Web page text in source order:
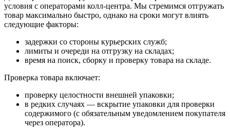
условия с операторами колл‑центра. Мы стремимся отгружать
товар максимально быстро, однако на сроки могут влиять
следующие факторы:
задержки со стороны курьерских служб;
лимиты и очереди на отгрузку на складах;
время на поиск, сборку и проверку товара на складе.
Проверка товара включает:
проверку целостности внешней упаковки;
в редких случаях — вскрытие упаковки для проверки
содержимого (с обязательным уведомлением покупателя
через оператора).